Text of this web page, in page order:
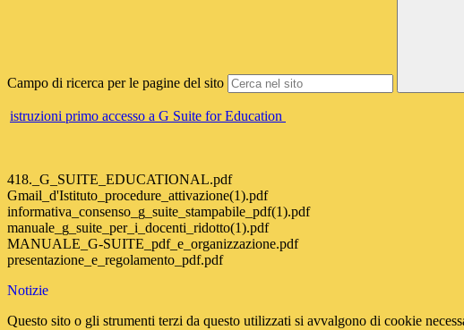
Campo di ricerca per le pagine del sito
istruzioni primo accesso a G Suite for Education
418._G_SUITE_EDUCATIONAL.pdf
Gmail_d'Istituto_procedure_attivazione(1).pdf
informativa_consenso_g_suite_stampabile_pdf(1).pdf
manuale_g_suite_per_i_docenti_ridotto(1).pdf
MANUALE_G-SUITE_pdf_e_organizzazione.pdf
presentazione_e_regolamento_pdf.pdf
Notizie
Questo sito o gli strumenti terzi da questo utilizzati si avvalgono di cookie